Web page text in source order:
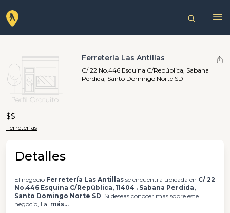
Ferretería Las Antillas
C/ 22 No.446 Esquina C/República, Sabana
Perdida, Santo Domingo Norte SD
$$
Ferreterías
Detalles
El negocio Ferretería Las Antillas se encuentra ubicada en C/ 22
No.446 Esquina C/República, 11404 . Sabana Perdida,
Santo Domingo Norte SD. Si deseas conocer más sobre este
negocio, lla más...